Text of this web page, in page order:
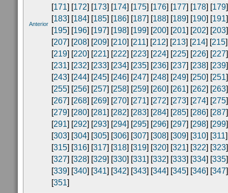
Anterior
[171] [172] [173] [174] [175] [176] [177] [178] [179
[183] [184] [185] [186] [187] [188] [189] [190] [191
[195] [196] [197] [198] [199] [200] [201] [202] [203
[207] [208] [209] [210] [211] [212] [213] [214] [215
[219] [220] [221] [222] [223] [224] [225] [226] [227
[231] [232] [233] [234] [235] [236] [237] [238] [239
[243] [244] [245] [246] [247] [248] [249] [250] [251
[255] [256] [257] [258] [259] [260] [261] [262] [263
[267] [268] [269] [270] [271] [272] [273] [274] [275
[279] [280] [281] [282] [283] [284] [285] [286] [287
[291] [292] [293] [294] [295] [296] [297] [298] [299
[303] [304] [305] [306] [307] [308] [309] [310] [311
[315] [316] [317] [318] [319] [320] [321] [322] [323
[327] [328] [329] [330] [331] [332] [333] [334] [335
[339] [340] [341] [342] [343] [344] [345] [346] [347
[351]